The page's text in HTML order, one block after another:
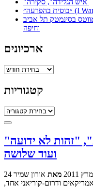
בסינמטק תל אביב
וחיפה
ארכיונים
ארכיונים
קטגוריות
קטגוריות
"זהות לא ידועה"
ועוד שלושה
2011 מאת אורון שמיר
ודרום-קוריאני אחד,